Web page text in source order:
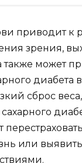
приводит к
зрения,
может
диабета
сброс
или